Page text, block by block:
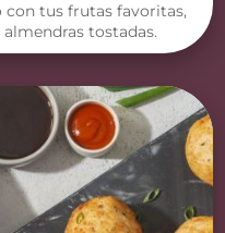
con tus frutas favoritas,
tostadas.